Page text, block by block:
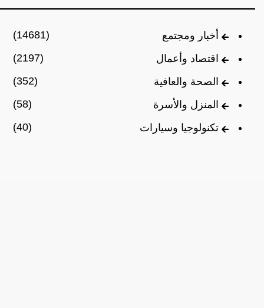
أخبار ومجتمع
(14681)
اقتصاد وأعمال
(2197)
الصحة والعافية
(352)
المنزل والأسرة
(58)
تكنولوجيا وسيارات
(40)